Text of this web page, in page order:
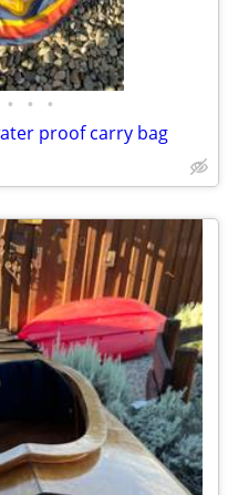
• • •
proof carry bag